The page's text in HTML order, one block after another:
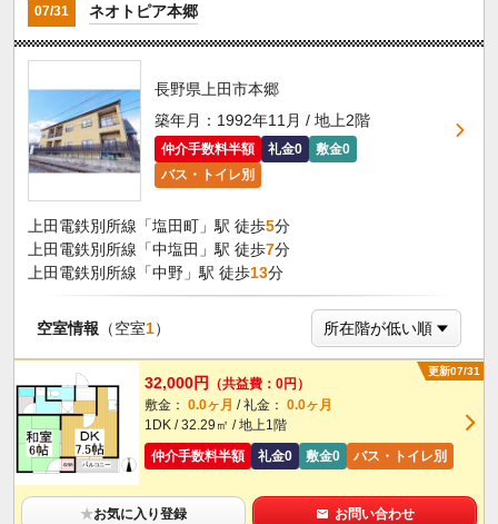
07/31 ネオトピア本郷
長野県上田市本郷
築年月：1992年11月 / 地上2階
仲介手数料半額 礼金0
敷金0
バス・トイレ別
上田電鉄別所線「塩田町」駅 徒歩5分
上田電鉄別所線「中塩田」駅 徒歩7分
上田電鉄別所線「中野」駅 徒歩13分
空室情報 （空室1）
更新07/31
32,000円
（共益費：0円）
敷金： 0.0ヶ月 / 礼金： 0.0ヶ月
1DK / 32.29㎡ / 地上1階
仲介手数料半額
礼金0 敷金0 バス・トイレ別
★お気に入り登録 お問い合わせ